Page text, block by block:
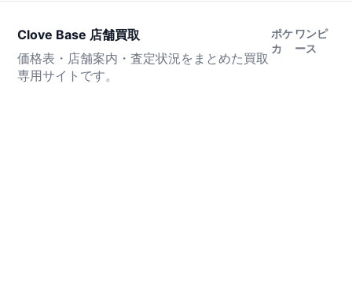
Clove Base 店舗買取
価格表・店舗案内・査定状況をまとめた買取
専用サイトです。
ポケ
カ
ワンピ
ース